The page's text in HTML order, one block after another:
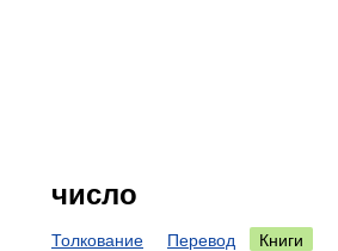
число
Толкование Перевод
Книги